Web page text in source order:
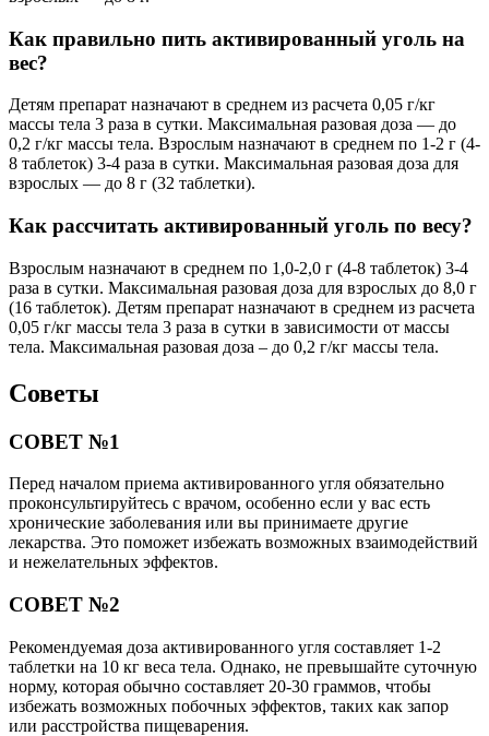
Как правильно пить активированный уголь на
вес?
Детям препарат назначают в среднем из расчета 0,05 г/кг
массы тела 3 раза в сутки. Максимальная разовая доза — до
0,2 г/кг массы тела. Взрослым назначают в среднем по 1-2 г (4-
8 таблеток) 3-4 раза в сутки. Максимальная разовая доза для
взрослых — до 8 г (32 таблетки).
Как рассчитать активированный уголь по весу?
Взрослым назначают в среднем по 1,0-2,0 г (4-8 таблеток) 3-4
раза в сутки. Максимальная разовая доза для взрослых до 8,0 г
(16 таблеток). Детям препарат назначают в среднем из расчета
0,05 г/кг массы тела 3 раза в сутки в зависимости от массы
тела. Максимальная разовая доза – до 0,2 г/кг массы тела.
Советы
СОВЕТ №1
Перед началом приема активированного угля обязательно
проконсультируйтесь с врачом, особенно если у вас есть
хронические заболевания или вы принимаете другие
лекарства. Это поможет избежать возможных взаимодействий
и нежелательных эффектов.
СОВЕТ №2
Рекомендуемая доза активированного угля составляет 1-2
таблетки на 10 кг веса тела. Однако, не превышайте суточную
норму, которая обычно составляет 20-30 граммов, чтобы
избежать возможных побочных эффектов, таких как запор
или расстройства пищеварения.